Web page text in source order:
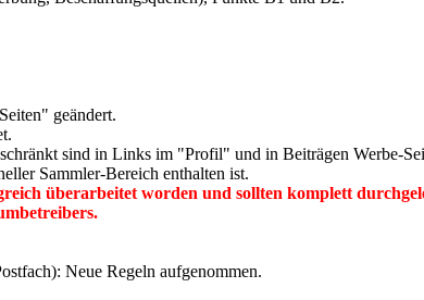
geändert.
sind in Links im "Profil" und in Beiträgen Werbe-
Sammler-Bereich enthalten ist.
überarbeitet worden und sollten komplett
Neue Regeln aufgenommen.